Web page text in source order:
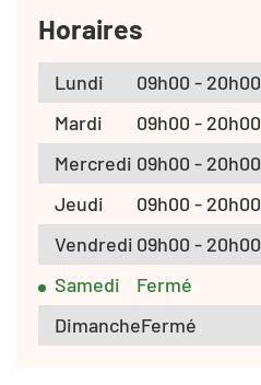
Horaires
Lundi
09h00 - 20h00
Mardi
09h00 - 20h00
Mercredi 09h00 - 20h00
Jeudi
09h00 - 20h00
Vendredi 09h00 - 20h00
Samedi
Fermé
DimancheFermé